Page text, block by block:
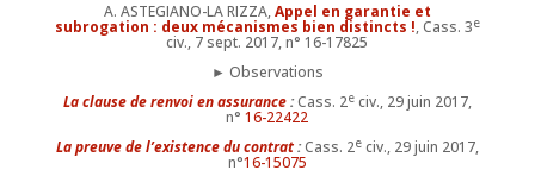
A. ASTEGIANO-LA RIZZA,Appel en garantie et
subrogation : deux mécanismes bien distincts !, Cass. 3e
civ., 7 sept. 2017, n° 16-17825
► Observations
La clause de renvoi en assurance:Cass. 2eciv., 29 juin 2017,
n°16-22422
La preuve de l’existence du contrat:Cass. 2eciv., 29 juin 2017,
n°16-15075